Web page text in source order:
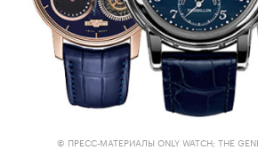
© ПРЕСС-МАТЕРИАЛЫ ONLY WATCH; THE